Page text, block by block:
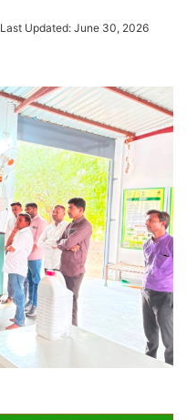
Last Updated: June 30, 2026